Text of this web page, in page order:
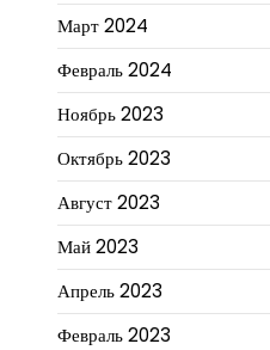
Март 2024
Февраль 2024
Ноябрь 2023
Октябрь 2023
Август 2023
Май 2023
Апрель 2023
Февраль 2023